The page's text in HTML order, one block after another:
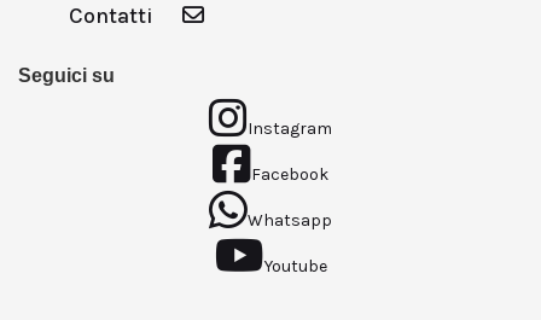
Contatti
Seguici su
Instagram
Facebook
Whatsapp
Youtube